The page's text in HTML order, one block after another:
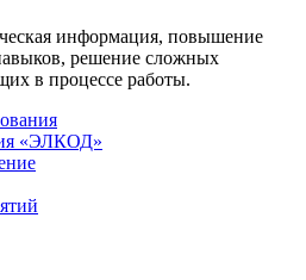
информация, повышение
решение сложных
в процессе работы.
«ЭЛКОД»